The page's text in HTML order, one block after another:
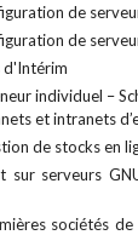
de
de
d'Intérim
individuel –
et intranets
de stocks en
sur serveurs
sociétés